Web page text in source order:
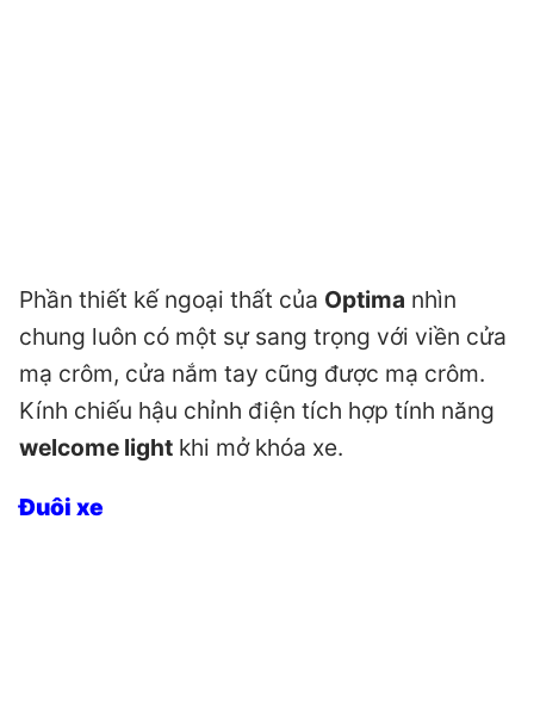
Phần thiết kế ngoại thất của Optima nhìn
chung luôn có một sự sang trọng với viền cửa
mạ crôm, cửa nắm tay cũng được mạ crôm.
Kính chiếu hậu chỉnh điện tích hợp tính năng
welcome light khi mở khóa xe.
Đuôi xe